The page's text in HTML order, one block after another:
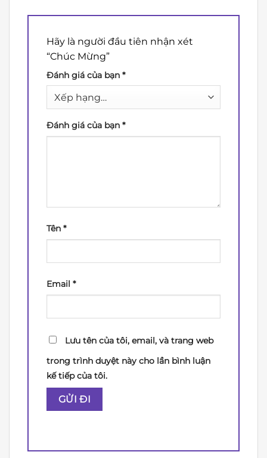
Hãy là người đầu tiên nhận xét
“Chúc Mừng”
Đánh giá của bạn *
Đánh giá của bạn *
Tên *
Email *
Lưu tên của tôi, email, và trang web
trong trình duyệt này cho lần bình luận
kế tiếp của tôi.